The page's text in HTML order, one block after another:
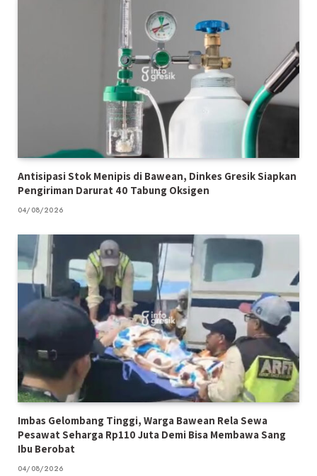
Antisipasi Stok Menipis di Bawean, Dinkes Gresik Siapkan
Pengiriman Darurat 40 Tabung Oksigen
04/08/2026
Imbas Gelombang Tinggi, Warga Bawean Rela Sewa
Pesawat Seharga Rp110 Juta Demi Bisa Membawa Sang
Ibu Berobat
04/08/2026